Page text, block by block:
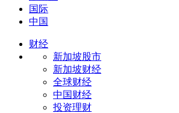
国际
中国
财经
新加坡股市
新加坡财经
全球财经
中国财经
投资理财